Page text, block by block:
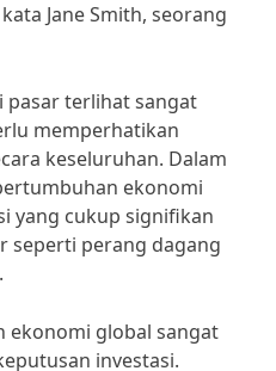
Jane Smith, seorang
pasar terlihat sangat
memperhatikan
keseluruhan. Dalam
ekonomi
yang cukup signifikan
seperti perang dagang
ekonomi global sangat
investasi.